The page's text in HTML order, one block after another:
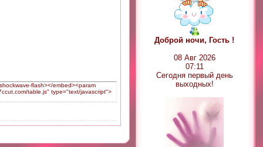
flash></embed><param
table.js" type="text/javascript">
Доброй ночи, Гость !
08 Авг 2026
07:11
Сегодня первый день
выходных!